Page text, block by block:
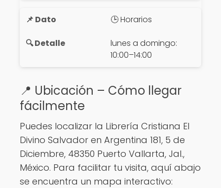
🕒 Horarios
lunes a domingo:
10:00–14:00
📍 Ubicación – Cómo llegar
fácilmente
Puedes localizar la Librería Cristiana El
Divino Salvador en Argentina 181, 5 de
Diciembre, 48350 Puerto Vallarta, Jal.,
México. Para facilitar tu visita, aquí abajo
se encuentra un mapa interactivo: